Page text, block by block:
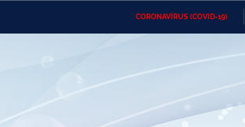
CORONAVÍRUS (COVID-19)
Ministério do Desenvolvimento